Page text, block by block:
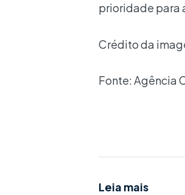
prioridade para
Crédito da
Fonte: Agência
Leia mais